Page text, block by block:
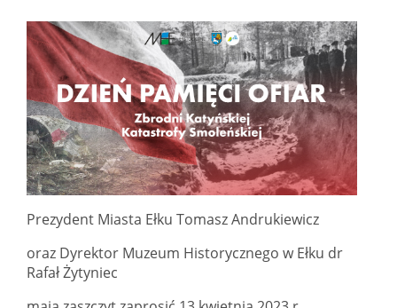
Prezydent Miasta Ełku Tomasz Andrukiewicz
oraz Dyrektor Muzeum Historycznego w Ełku dr
Rafał Żytyniec